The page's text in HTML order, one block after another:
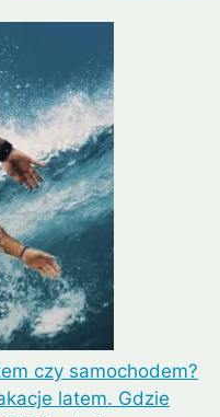
czy samochodem?
latem. Gdzie